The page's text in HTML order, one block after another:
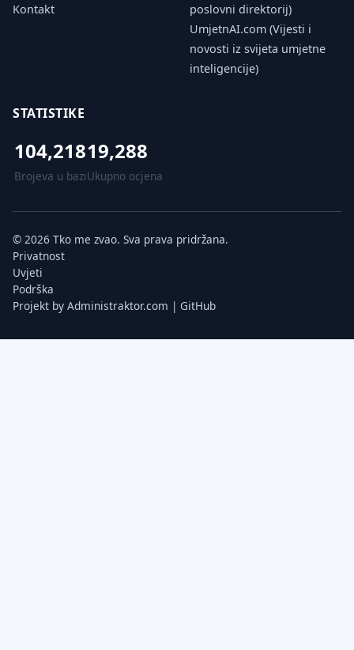
Kontakt
poslovni direktorij)
UmjetnAI.com (Vijesti i
novosti iz svijeta umjetne
inteligencije)
STATISTIKE
104,218
Brojeva u bazi
19,288
Ukupno ocjena
© 2026 Tko me zvao. Sva prava pridržana.
Privatnost
Uvjeti
Podrška
Projekt by Administraktor.com | GitHub